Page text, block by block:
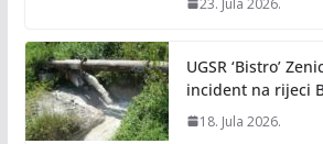
UGSR ‘Bistro’
incident na rijeci
18. Jula 2026.